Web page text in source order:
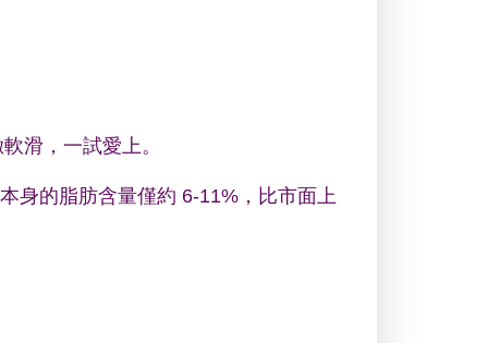
滑，一試愛上。
身的脂肪含量僅約 6-11%，比市面上